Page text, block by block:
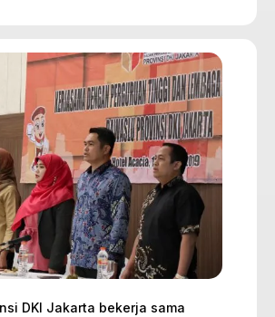
DKI Jakarta bekerja sama